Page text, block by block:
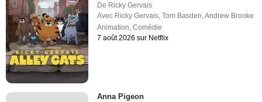
De Ricky Gervais
Avec Ricky Gervais ,Tom Basden ,Andrew Brooke
Animation ,Comédie
7 août 2026 sur Netflix
Anna Pigeon